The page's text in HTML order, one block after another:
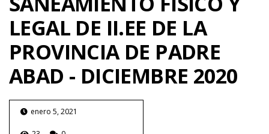
LEGAL DE II.EE DE LA
PROVINCIA DE PADRE
ABAD - DICIEMBRE 2020
enero 5, 2021